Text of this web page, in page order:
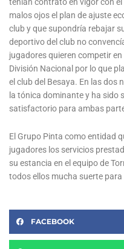
malos ojos el plan de ajuste
club y que supondría rebajar
deportivo del club no
jugadores quieren competir
División Nacional por lo que
el club del Besaya. En las dos
la tónica dominante y ha sido
satisfactorio para ambas
El Grupo Pinta como entidad
jugadores los servicios
su estancia en el equipo de
todos ellos mucha suerte para
FACEBOOK